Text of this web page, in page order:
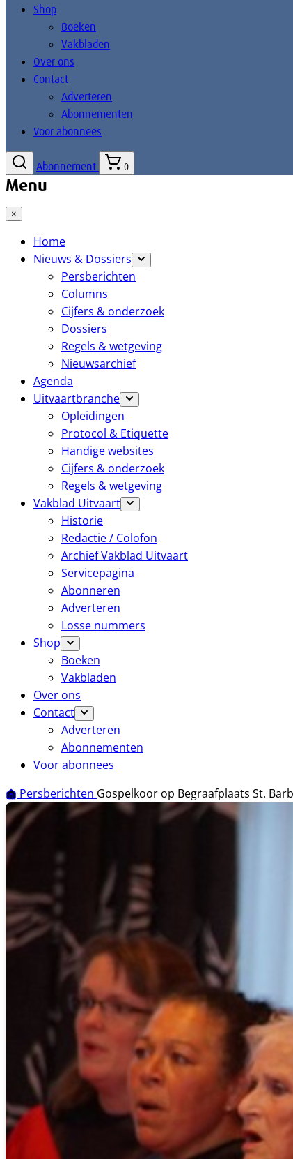
Shop
Boeken
Vakbladen
Over ons
Contact
Adverteren
Abonnementen
Voor abonnees
Abonnement 0
Menu
×
Home
Nieuws & Dossiers
Persberichten
Columns
Cijfers & onderzoek
Dossiers
Regels & wetgeving
Nieuwsarchief
Agenda
Uitvaartbranche
Opleidingen
Protocol & Etiquette
Handige websites
Cijfers & onderzoek
Regels & wetgeving
Vakblad Uitvaart
Historie
Redactie / Colofon
Archief Vakblad Uitvaart
Servicepagina
Abonneren
Adverteren
Losse nummers
Shop
Boeken
Vakbladen
Over ons
Contact
Adverteren
Abonnementen
Voor abonnees
Persberichten Gospelkoor op Begraafplaats St.